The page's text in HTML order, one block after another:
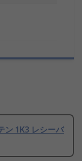
ン 1K3 レシーバ